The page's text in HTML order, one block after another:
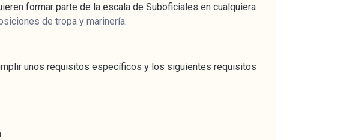
formar parte de la escala de Suboficiales en cualquiera
de tropa y marinería.
unos requisitos específicos y los siguientes requisitos